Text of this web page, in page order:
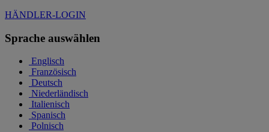
HÄNDLER-LOGIN
Sprache auswählen
Englisch
Französisch
Deutsch
Niederländisch
Italienisch
Spanisch
Polnisch